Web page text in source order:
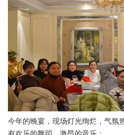
今年的晚宴，现场灯光绚烂，气氛